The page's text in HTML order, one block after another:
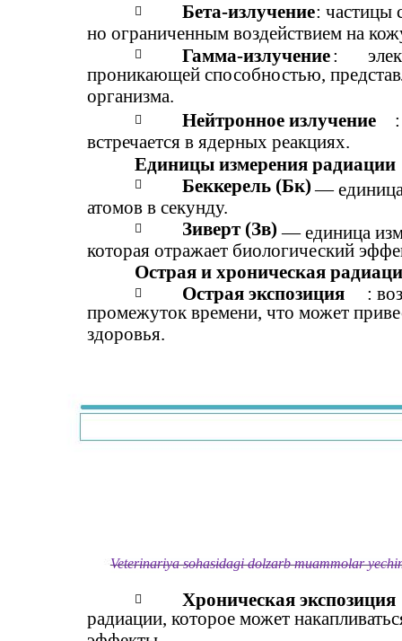
 Бета-излучение: частицы
но ограниченным воздействием на
 Гамма-излучение:
проникающей способностью,
организма.
 Нейтронное излучение
встречается в ядерных реакциях.
Единицы измерения радиации
 Беккерель (Бк) — единица
атомов в секунду.
 Зиверт (Зв) — единица
которая отражает биологический
Острая и хроническая
 Острая экспозиция
:
промежуток времени, что может
здоровья.
Veterinariya sohasidagi dolzarb muammolar

Хроническая экспозиция
радиации, которое может